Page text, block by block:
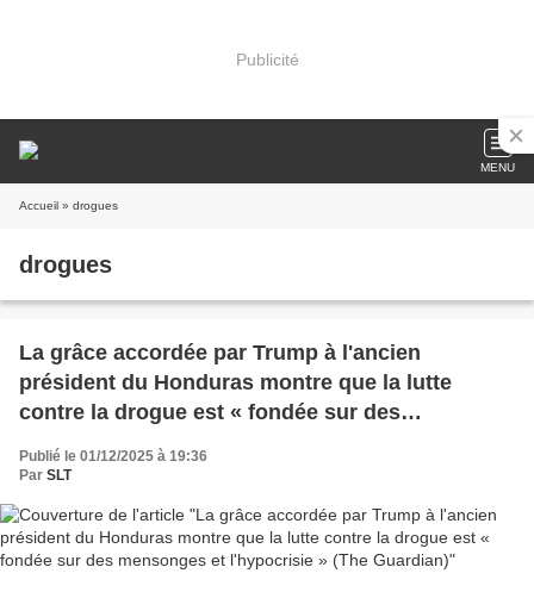
Publicité
MENU
Accueil » drogues
drogues
La grâce accordée par Trump à l'ancien
président du Honduras montre que la lutte
contre la drogue est « fondée sur des
mensonges et l'hypocrisie » (The Guardian)
Publié le 01/12/2025 à 19:36
Par SLT